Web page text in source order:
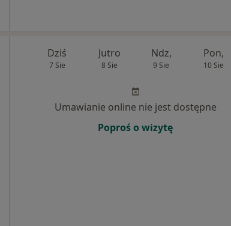
Dziś
7 Sie
Jutro
8 Sie
Ndz,
9 Sie
Pon,
10 Sie
Umawianie online nie jest dostępne
Poproś o wizytę